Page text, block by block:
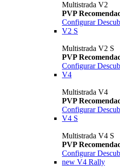
Multistrada V2
PVP
Configurar
V2 S
Multistrada V2 S
PVP
Configurar
V4
Multistrada V4
PVP
Configurar
V4 S
Multistrada V4 S
PVP
Configurar
new V4 Rally